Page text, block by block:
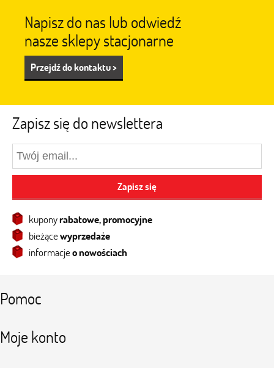
Napisz do nas lub odwiedź
nasze sklepy stacjonarne
Przejdź do kontaktu >
Zapisz się do newslettera
Zapisz się
kuponyrabatowe, promocyjne
bieżącewyprzedaże
informacjeo nowościach
Pomoc
Moje konto